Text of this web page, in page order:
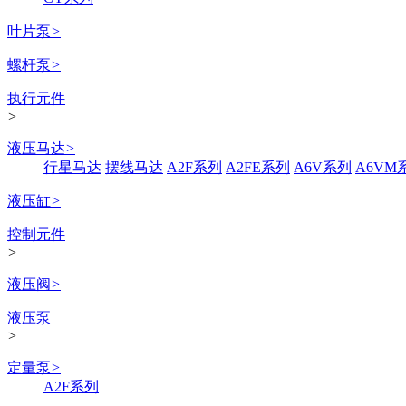
叶片泵>
螺杆泵>
执行元件
>
液压马达>
行星马达 摆线马达 A2F系列 A2FE系列 A6V系列 A6VM
液压缸>
控制元件
>
液压阀>
液压泵
>
定量泵>
A2F系列